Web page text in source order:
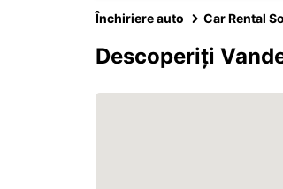
Închiriere auto Car Rental
Descoperiți